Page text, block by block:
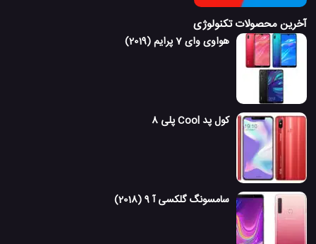
آخرین محصولات تکنولوژی
هواوی وای 7 پرایم (2019)
کول پد Cool پلی 8
سامسونگ گلکسی آ 9 (2018)